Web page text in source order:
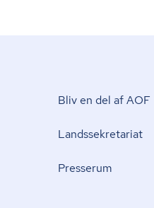
Bliv en del af AOF
Lands­se­kre­ta­ri­at
Presserum